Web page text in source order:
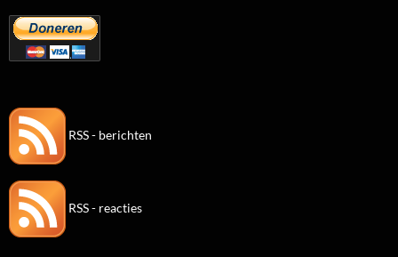
RSS - berichten
RSS - reacties